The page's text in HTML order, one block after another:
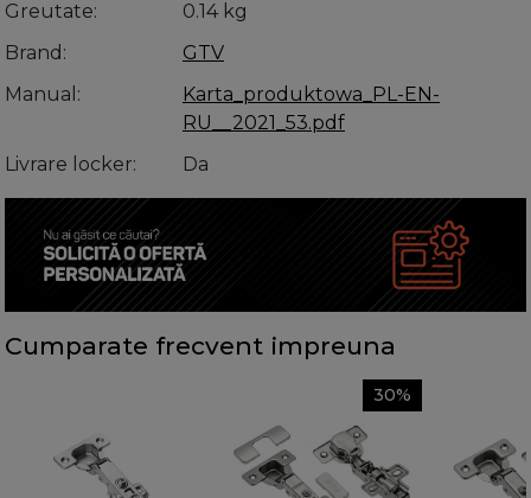
Greutate
0.14 kg
Brand
GTV
Manual
Karta_produktowa_PL-EN-
RU__2021_53.pdf
Livrare locker
Da
Cumparate frecvent impreuna
30%